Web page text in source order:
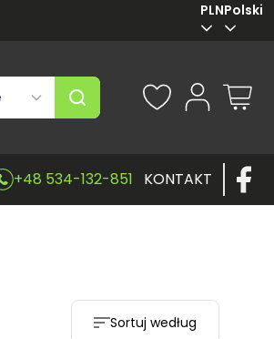
PLNPolski
+48 534-132-851 KONTAKT
Sortuj według